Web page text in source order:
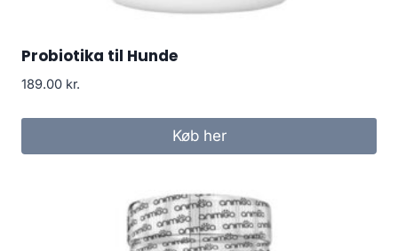
Probiotika til Hunde
189.00 kr.
Køb her